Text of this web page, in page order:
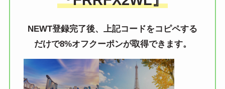
NEWT登録完了後、上記コードをコピペする
だけで8%オフクーポンが取得できます。